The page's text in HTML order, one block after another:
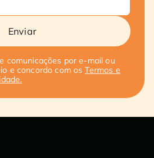
Enviar
comunicações por e-mail ou
e concordo com osTermos e